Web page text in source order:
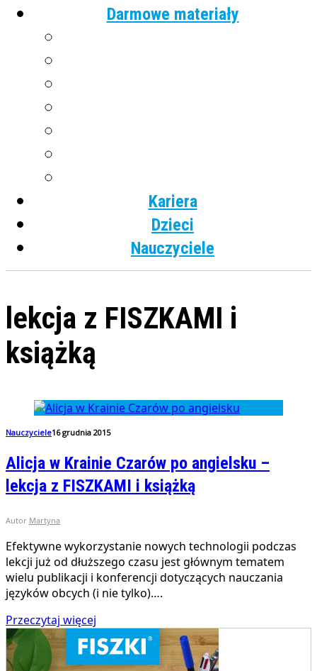
Darmowe materiały
Kariera
Dzieci
Nauczyciele
lekcja z FISZKAMI i
książką
Nauczyciele16 grudnia 2015
Alicja w Krainie Czarów po angielsku –
lekcja z FISZKAMI i książką
Autor Martyna
Efektywne wykorzystanie nowych technologii podczas
lekcji już od dłuższego czasu jest głównym tematem
wielu publikacji i konferencji dotyczących nauczania
języków obcych (i nie tylko)….
Przeczytaj więcej